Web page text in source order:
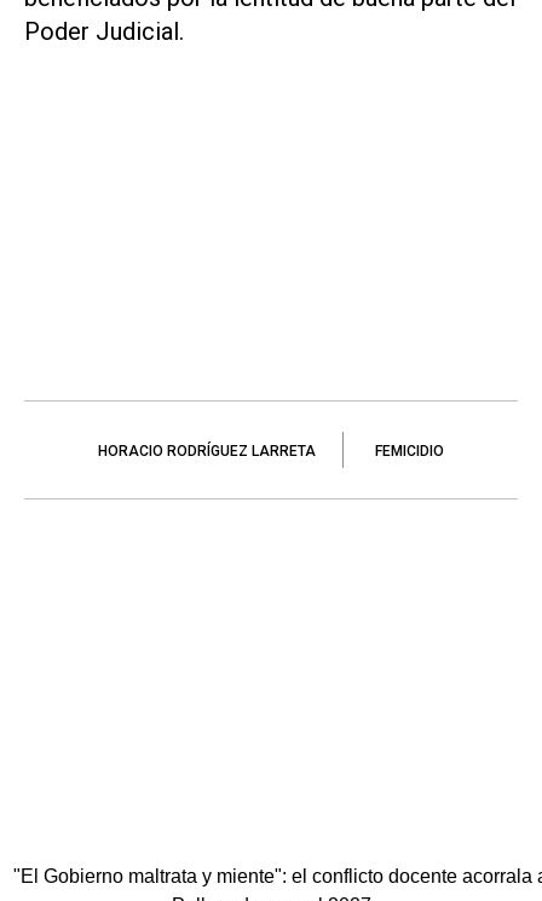
Poder Judicial.
HORACIO RODRÍGUEZ LARRETA FEMICIDIO